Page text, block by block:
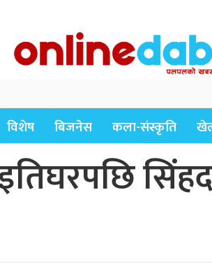
विशेष बिजनेस कला-संस्कृति